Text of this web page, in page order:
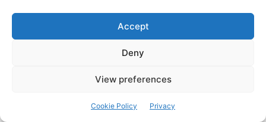
Accept
Deny
View preferences
Cookie Policy Privacy
Mazzara Vito in data 7.2.1996 in esecuzione del
decreto di sequestro del 3.2.1996;
della relazione tecnica del Gabinetto Regionale di
dell’ispettore Biagio Manetto, concernente l’arma